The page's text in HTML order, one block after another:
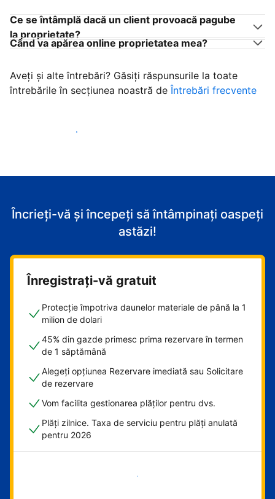
Ce se întâmplă dacă un client provoacă pagube
la proprietate?
Când va apărea online proprietatea mea?
Aveți și alte întrebări? Găsiți răspunsurile la toate
întrebările în secțiunea noastră deÎntrebări frecvente
Începeţi să primiţi clienţi
Încrieți-vă și începeți să întâmpinați oaspeți
astăzi!
Înregistrați-vă gratuit
Protecție împotriva daunelor materiale de până la 1
milion de dolari
45% din gazde primesc prima rezervare în termen
de 1 săptămână
Alegeți opțiunea Rezervare imediată sau Solicitare
de rezervare
Vom facilita gestionarea plăților pentru dvs.
Plăți zilnice. Taxa de serviciu pentru plăți anulată
pentru 2026
Începeți acum